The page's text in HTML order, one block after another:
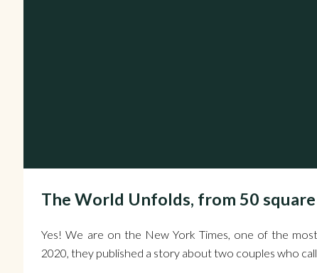
The World Unfolds, from 50
Yes! We are on the New York Times, one of the
2020, they published a story about two couples who